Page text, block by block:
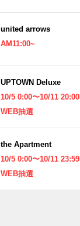
united arrows
AM11:00~
UPTOWN Deluxe
10/5 0:00〜10/11 20:00
WEB抽選
the Apartment
10/5 0:00〜10/11 23:59
WEB抽選